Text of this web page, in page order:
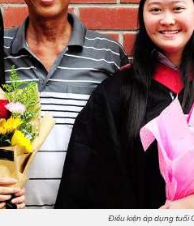
Điều kiện áp dụng tuổi